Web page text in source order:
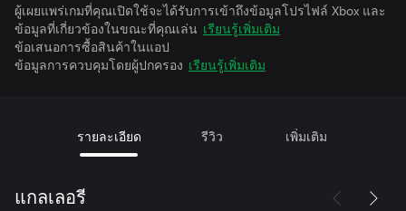
ผู้เผยแพร่เกมที่คุณเปิดใช้จะได้รับการเข้าถึงข้อมูลโปรไฟล์ Xbox และ
ข้อมูลที่เกี่ยวข้องในขณะที่คุณเล่น เรียนรู้เพิ่มเติม
ข้อเสนอการซื้อสินค้าในแอป
ข้อมูลการควบคุมโดยผู้ปกครอง เรียนรู้เพิ่มเติม
รายละเอียด รีวิว เพิ่มเติม
แกลเลอรี